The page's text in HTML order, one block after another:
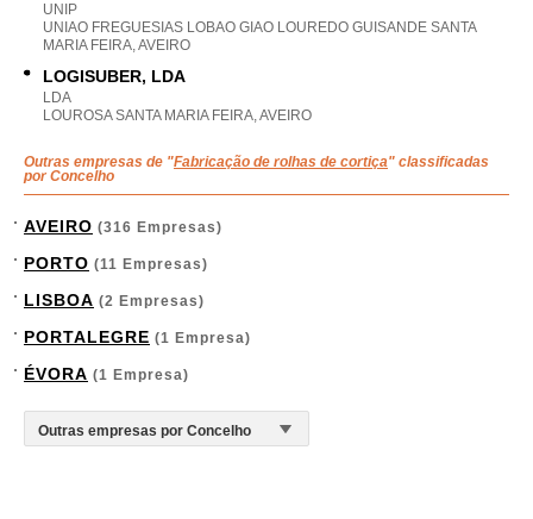
UNIP
UNIAO FREGUESIAS LOBAO GIAO LOUREDO GUISANDE SANTA
MARIA FEIRA, AVEIRO
LOGISUBER, LDA
LDA
LOUROSA SANTA MARIA FEIRA, AVEIRO
Outras empresas de "Fabricação de rolhas de cortiça" classificadas
por Concelho
AVEIRO (316 Empresas)
PORTO (11 Empresas)
LISBOA (2 Empresas)
PORTALEGRE (1 Empresa)
ÉVORA (1 Empresa)